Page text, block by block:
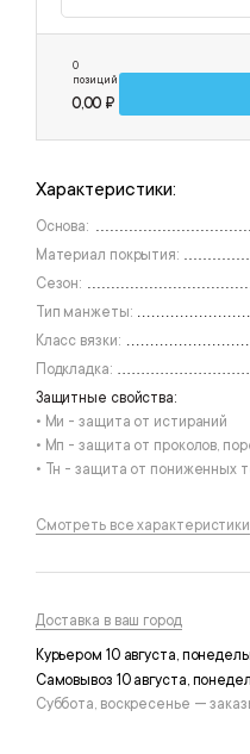
0
позиций
0,00 ₽
Характеристики:
Основа:
Материал покрытия:
Сезон:
Тип манжеты:
Класс вязки:
Подкладка:
Защитные свойства:
• Ми - защита от истираний
• Мп - защита от проколов,
• Тн - защита от пониженных
Смотреть все характеристики
Доставка в ваш город
Курьером 10 августа,
Самовывоз 10 августа,
Суббота, воскресенье —